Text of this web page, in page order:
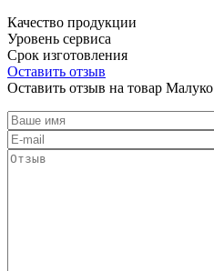
Качество продукции
Уровень сервиса
Срок изготовления
Оставить отзыв
Оставить отзыв на товар Малуко